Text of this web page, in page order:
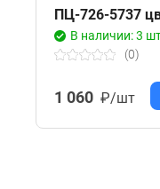
ПЦ-726-5737
В наличии: 3
(0)
1 060 ₽/шт